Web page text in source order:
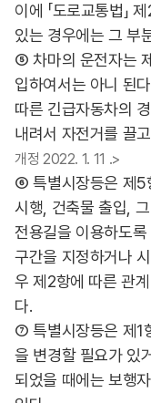
이에 「도로교통법」
있는 경우에는 그 부
⑤ 차마의 운전자는
입하여서는 아니 된다
따른 긴급자동차의
내려서 자전거를 끌
개정 2022. 1. 11 .>
⑥ 특별시장등은 제5
시행, 건축물 출입,
전용길을 이용하도
구간을 지정하거나
우 제2항에 따른 관
다.
⑦ 특별시장등은 제1
을 변경할 필요가 있
되었을 때에는 보행